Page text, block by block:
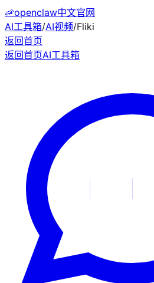
🦐openclaw中文官网
AI工具箱/AI视频/Fliki
返回首页
返回首页AI工具箱